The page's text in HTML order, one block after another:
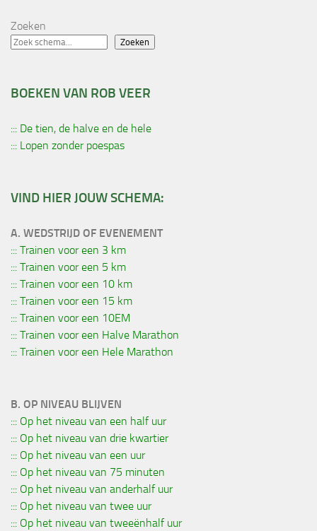
Zoeken
Zoeken
BOEKEN VAN ROB VEER
::: De tien, de halve en de hele
::: Lopen zonder poespas
VIND HIER JOUW SCHEMA:
A. WEDSTRIJD OF EVENEMENT
::: Trainen voor een 3 km
::: Trainen voor een 5 km
::: Trainen voor een 10 km
::: Trainen voor een 15 km
::: Trainen voor een 10EM
::: Trainen voor een Halve Marathon
::: Trainen voor een Hele Marathon
B. OP NIVEAU BLIJVEN
::: Op het niveau van een half uur
::: Op het niveau van drie kwartier
::: Op het niveau van een uur
::: Op het niveau van 75 minuten
::: Op het niveau van anderhalf uur
::: Op het niveau van twee uur
::: Op het niveau van tweeënhalf uur